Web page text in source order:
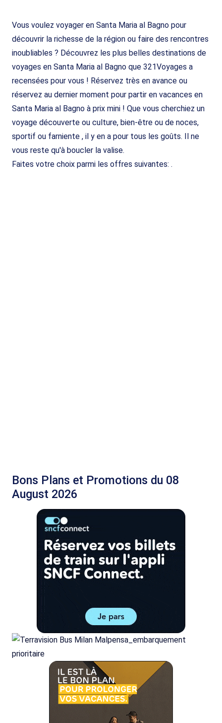
Vous voulez voyager en Santa Maria al Bagno pour
découvrir la richesse de la région ou faire des rencontres
inoubliables ? Découvrez les plus belles destinations de
voyages en Santa Maria al Bagno que 321Voyages a
recensées pour vous ! Réservez très en avance ou
réservez au dernier moment pour partir en vacances en
Santa Maria al Bagno à prix mini ! Que vous cherchiez un
voyage découverte ou culture, bien-être ou de noces,
sportif ou farniente , il y en a pour tous les goûts. Il ne
vous reste qu'à boucler la valise.
Faites votre choix parmi les offres suivantes: .
Bons Plans et Promotions du 08
August 2026